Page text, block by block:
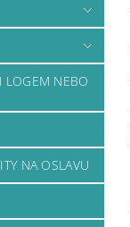
LOGEM NEBO
NA OSLAVU